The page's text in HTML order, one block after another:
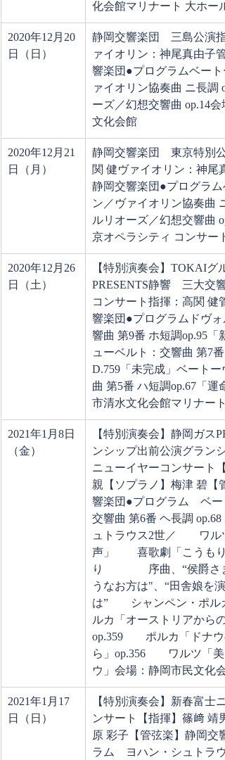
化会館マリナート 大ホール
2020年12月20
日（日）
静岡交響楽団　三島公演指
ァイオリン：神尾真由子
響楽団●プログラムベート
ァイオリン協奏曲 ニ長調
ーズ／幻想交響曲 op.14会
文化会館
2020年12月21
日（月）
静岡交響楽団　東京特別
関 健ヴァイオリン：神尾
静岡交響楽団●プログラム
ン／ヴァイオリン協奏曲
ルリオーズ／幻想交響曲
京オペラシティ コンサー
2020年12月26
日（土）
【特別演奏会】TOKAIグ
PRESENTS静響　三大交
コンサート指揮：高関 健
響楽団●プログラムドヴォ
響曲 第9番 ホ短調op.95「
ューベルト：交響曲 第7番
D.759「未完成」ベートー
曲 第5番 ハ短調op.67「運
市清水文化会館マリナート
2021年1月8日
（金）
【特別演奏会】静岡ガス
ンシップ出前公演グラン
ニューイヤーコンサート【
親【ソプラノ】梅津 碧【
響楽団●プログラム　ベー
交響曲 第6番 ヘ長調 op.68
ュトラウス2世／　　ワル
声」　　喜歌劇「こうもり
り　　　　序曲、“侯爵さ
うなお方は"、“田舎娘を演
は”　　シャンペン・ポル
ルカ「オーストリアから
op.359　　ポルカ「ドナウ
ら」op.356　　ワルツ「
ウ」会場：静岡市民文化会
2021年1月17
日（日）
【特別演奏会】新春富士
ンサート【指揮】篠﨑 靖
原 彩子【管弦楽】静岡交
ラム　ヨハン・シュトラ